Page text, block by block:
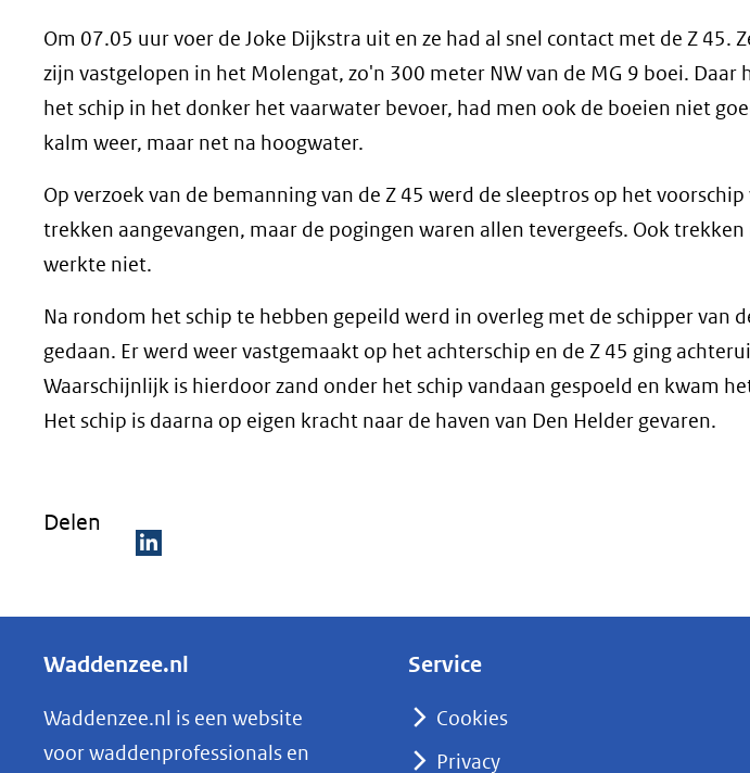
Om 07.05 uur voer de Joke Dijkstra uit en ze had al snel contact met de Z 45.
zijn vastgelopen in het Molengat, zo'n 300 meter NW van de MG 9 boei.
het schip in het donker het vaarwater bevoer, had men ook de boeien niet
kalm weer, maar net na hoogwater.
Op verzoek van de bemanning van de Z 45 werd de sleeptros op het
trekken aangevangen, maar de pogingen waren allen tevergeefs. Ook
werkte niet.
Na rondom het schip te hebben gepeild werd in overleg met de schipper van
gedaan. Er werd weer vastgemaakt op het achterschip en de Z 45 ging
Waarschijnlijk is hierdoor zand onder het schip vandaan gespoeld en kwam
Het schip is daarna op eigen kracht naar de haven van Den Helder gevaren.
Delen
e
e
n
o
Waddenzee.nl
Waddenzee.nl is een website
voor waddenprofessionals en
Service
Cookies
Privacy